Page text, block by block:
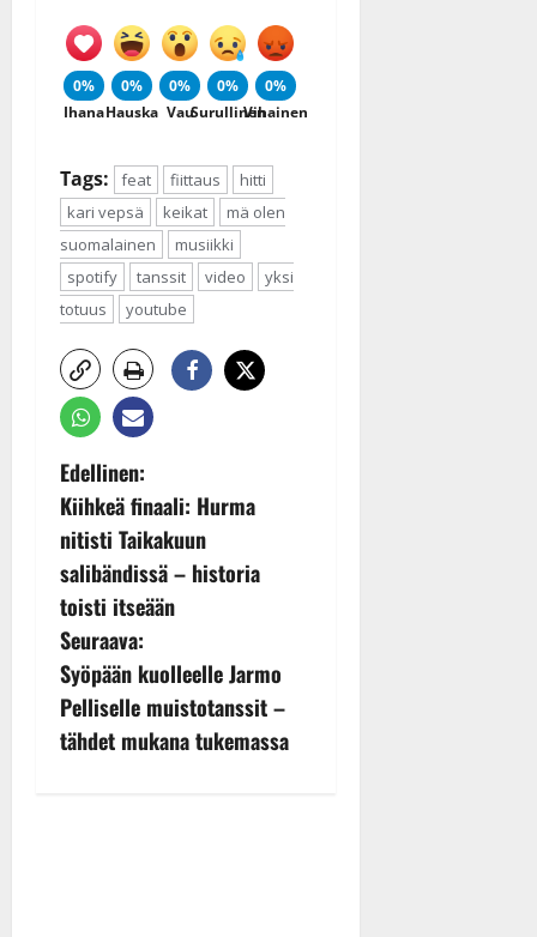
0%
Ihana
0%
Hauska
0%
Vau
0%
Surullinen
0%
Vihainen
Tags: feat fiittaus
hitti
kari vepsä
keikat
mä olen
suomalainen
musiikki
spotify
tanssit video
yksi
totuus
youtube
P
o
s
t
n
a
Edellinen:
Kiihkeä finaali: Hurma
nitisti Taikakuun
salibändissä – historia
toisti itseään
Seuraava:
Syöpään kuolleelle Jarmo
Pelliselle muistotanssit –
tähdet mukana tukemassa